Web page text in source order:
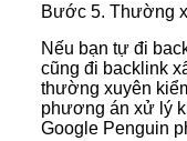
Bước 5. Thường
Nếu bạn tự đi
cũng đi backlink
thường xuyên
phương án xử lý
Google Penguin